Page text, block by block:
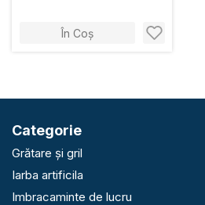
În Coș
Categorie
Grătare și gril
Iarba artificila
Imbracaminte de lucru